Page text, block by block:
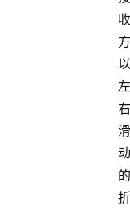
收
方
以
左
右
滑
动
的
折